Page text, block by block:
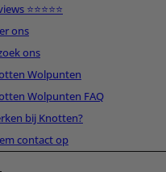
⭐⭐⭐⭐⭐
ons
ons
Wolpunten
Wolpunten FAQ
bij Knotten?
contact op